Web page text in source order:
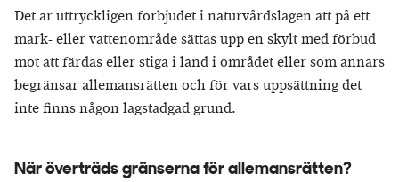
Det är uttryckligen förbjudet i naturvårdslagen att på ett
mark- eller vattenområde sättas upp en skylt med förbud
mot att färdas eller stiga i land i området eller som annars
begränsar allemansrätten och för vars uppsättning det
inte finns någon lagstadgad grund.
När överträds gränserna för allemansrätten?